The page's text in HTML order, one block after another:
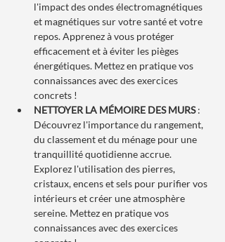
l'impact des ondes électromagnétiques
et magnétiques sur votre santé et votre
repos. Apprenez à vous protéger
efficacement et à éviter les pièges
énergétiques. Mettez en pratique vos
connaissances avec des exercices
concrets !
NETTOYER LA MÉMOIRE DES MURS :
Découvrez l'importance du rangement,
du classement et du ménage pour une
tranquillité quotidienne accrue.
Explorez l'utilisation des pierres,
cristaux, encens et sels pour purifier vos
intérieurs et créer une atmosphère
sereine. Mettez en pratique vos
connaissances avec des exercices